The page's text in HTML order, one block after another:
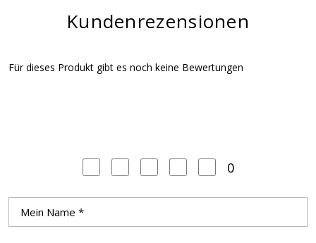
Kundenrezensionen
Für dieses Produkt gibt es noch keine Bewertungen
0